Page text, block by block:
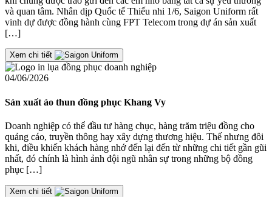
và quan tâm. Nhân dịp Quốc tế Thiếu nhi 1/6, Saigon Uniform rất
vinh dự được đồng hành cùng FPT Telecom trong dự án sản xuất
[…]
Xem chi tiết
04/06/2026
Sản xuất áo thun đồng phục Khang Vy
Doanh nghiệp có thể đầu tư hàng chục, hàng trăm triệu đồng cho
quảng cáo, truyền thông hay xây dựng thương hiệu. Thế nhưng đôi
khi, điều khiến khách hàng nhớ đến lại đến từ những chi tiết gần gũi
nhất, đó chính là hình ảnh đội ngũ nhân sự trong những bộ đồng
phục […]
Xem chi tiết